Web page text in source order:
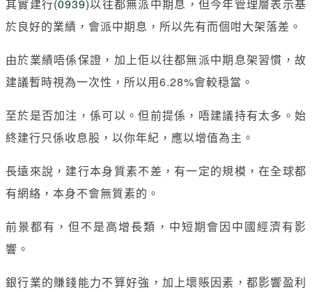
其實建行(0939)以往都無派中期息，但今年管理層表示基
於良好的業績，會派中期息，所以先有而個咁大架落差。
由於業績唔係保證，加上佢以往都無派中期息架習慣，故
建議暫時視為一次性，所以用6.28%會較穏當。
至於是否加注，係可以。但前提係，唔建議持有太多。始
終建行只係收息股，以你年紀，應以增值為主。
長遠來說，建行本身質素不差，有一定的規模，在全球都
有網絡，本身不會無質素的。
前景都有，但不是高增長類，中短期會因中國經濟有影
響。
銀行業的賺錢能力不算好強，加上壞賬因素，都影響盈利